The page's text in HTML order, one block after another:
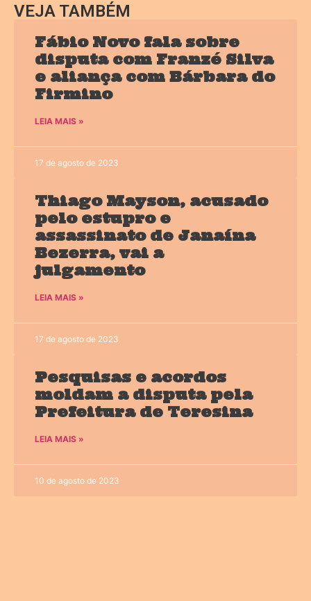
VEJA TAMBÉM
Fábio Novo fala sobre
disputa com Franzé Silva
e aliança com Bárbara do
Firmino
LEIA MAIS »
17 de agosto de 2023
Thiago Mayson, acusado
pelo estupro e
assassinato de Janaína
Bezerra, vai a
julgamento
LEIA MAIS »
17 de agosto de 2023
Pesquisas e acordos
moldam a disputa pela
Prefeitura de Teresina
LEIA MAIS »
10 de agosto de 2023